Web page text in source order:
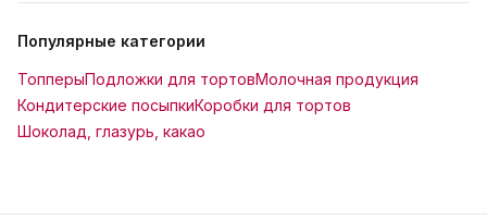
Популярные категории
ТопперыПодложки для тортовМолочная продукция
Кондитерские посыпкиКоробки для тортов
Шоколад, глазурь, какао